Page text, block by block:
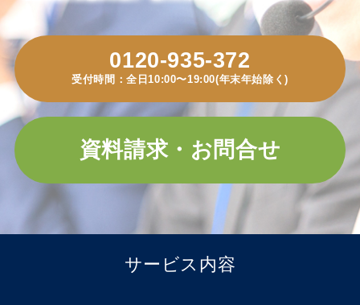
0120-935-372
受付時間：全日10:00〜19:00(年末年始除く)
資料請求・お問合せ
サービス内容